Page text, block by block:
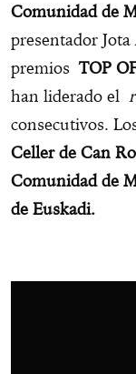
Comunidad de
presentador
premiosTOP
han liderado el
consecutivos.
Celler de Can
Comunidad de
de Euskadi.